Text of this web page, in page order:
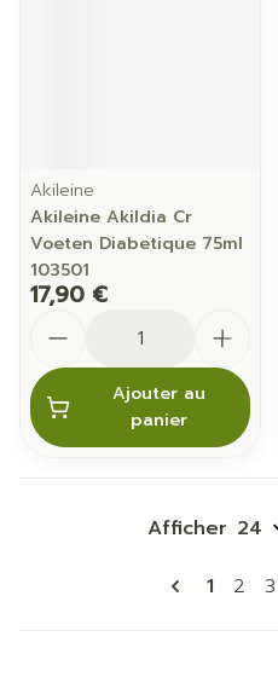
Akileine
Akileine Akildia Cr
Voeten Diabetique 75ml
103501
17,90 €
Ajouter au
panier
Vous
1 Page
2 3
Afficher